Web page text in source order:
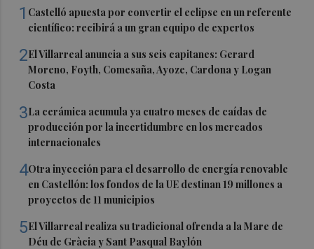
1 Castelló apuesta por convertir el eclipse en un referente
científico: recibirá a un gran equipo de expertos
2El Villarreal anuncia a sus seis capitanes: Gerard
Moreno, Foyth, Comesaña, Ayoze, Cardona y Logan
Costa
3La cerámica acumula ya cuatro meses de caídas de
producción por la incertidumbre en los mercados
internacionales
4Otra inyección para el desarrollo de energía renovable
en Castellón: los fondos de la UE destinan 19 millones a
proyectos de 11 municipios
5El Villarreal realiza su tradicional ofrenda a la Mare de
Déu de Gràcia y Sant Pasqual Baylón